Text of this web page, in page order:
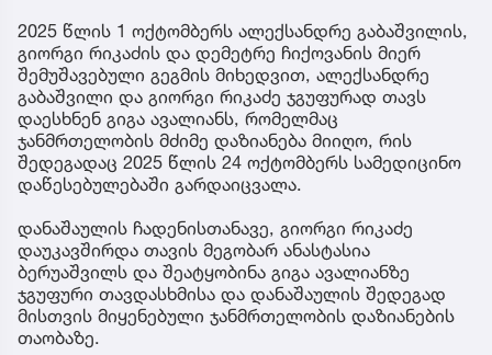
2025 წლის 1 ოქტომბერს ალექსანდრე გაბაშვილის,
გიორგი რიკაძის და დემეტრე ჩიქოვანის მიერ
შემუშავებული გეგმის მიხედვით, ალექსანდრე
გაბაშვილი და გიორგი რიკაძე ჯგუფურად თავს
დაესხნენ გიგა ავალიანს, რომელმაც
ჯანმრთელობის მძიმე დაზიანება მიიღო, რის
შედეგადაც 2025 წლის 24 ოქტომბერს სამედიცინო
დაწესებულებაში გარდაიცვალა.
დანაშაულის ჩადენისთანავე, გიორგი რიკაძე
დაუკავშირდა თავის მეგობარ ანასტასია
ბერუაშვილს და შეატყობინა გიგა ავალიანზე
ჯგუფური თავდასხმისა და დანაშაულის შედეგად
მისთვის მიყენებული ჯანმრთელობის დაზიანების
თაობაზე.